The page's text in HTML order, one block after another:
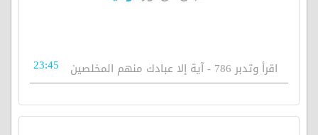
اقرأ وتدبر 786 - آية إلا عبادك منهم المخلصين 23:45